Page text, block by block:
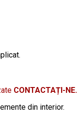
CONTACTAȚI-NE.
din interior.